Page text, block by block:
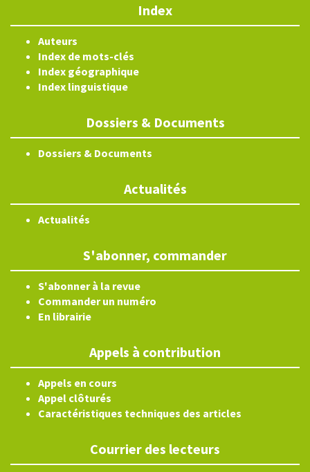
Index
Auteurs
Index de mots-clés
Index géographique
Index linguistique
Dossiers & Documents
Dossiers & Documents
Actualités
Actualités
S'abonner, commander
S'abonner à la revue
Commander un numéro
En librairie
Appels à contribution
Appels en cours
Appel clôturés
Caractéristiques techniques des articles
Courrier des lecteurs